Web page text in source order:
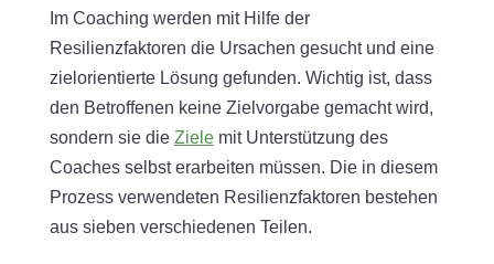
Im Coaching werden mit Hilfe der
Resilienzfaktoren die Ursachen gesucht und eine
zielorientierte Lösung gefunden. Wichtig ist, dass
den Betroffenen keine Zielvorgabe gemacht wird,
sondern sie die Zielemit Unterstützung des
Coaches selbst erarbeiten müssen. Die in diesem
Prozess verwendeten Resilienzfaktoren bestehen
aus sieben verschiedenen Teilen.